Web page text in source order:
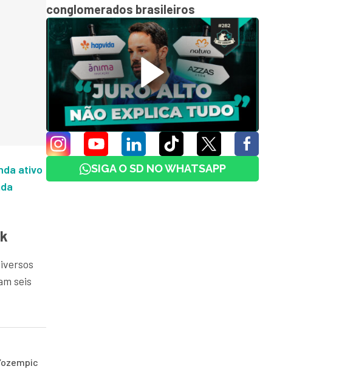
ativo
seis
conglomerados brasileiros
SIGA O SD NO WHATSAPP